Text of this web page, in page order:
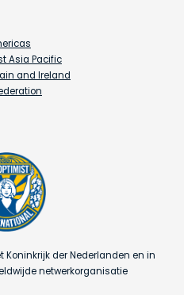
Asia Pacific
and Ireland
Koninkrijk der Nederlanden en in
netwerkorganisatie